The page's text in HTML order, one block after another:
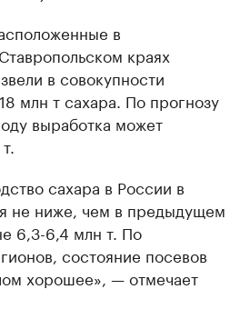
в
краях
в совокупности
млн т сахара. По прогнозу
выработка может
сахара в России в
не ниже, чем в предыдущем
6,3-6,4 млн т. По
состояние посевов
хорошее», — отмечает